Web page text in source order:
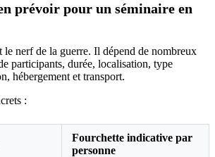
prévoir pour un séminaire en
le nerf de la guerre. Il dépend de nombreux
participants, durée, localisation, type
hébergement et transport.
:
Fourchette indicative par
personne